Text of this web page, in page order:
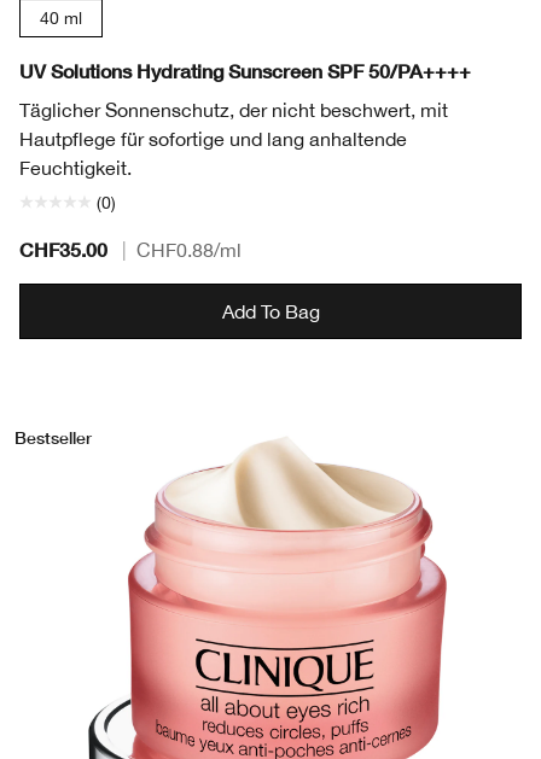
40 ml
UV Solutions Hydrating Sunscreen SPF 50/PA++++
Täglicher Sonnenschutz, der nicht beschwert, mit
Hautpflege für sofortige und lang anhaltende
Feuchtigkeit.
(0)
CHF35.00 CHF0.88/ml
Add To Bag
Bestseller